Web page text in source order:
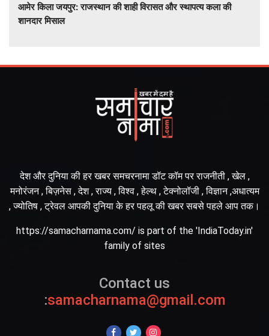
आमेर किला जयपुर: राजस्थान की शाही विरासत और स्थापत्य कला की
शानदार मिसाल
देश और दुनिया की हर खबर समचरनामा डॉट कॉम पर राजनीती , खेल ,
मनोरंजन , बिज़नेस , देश , राज्य , विश्व , हेल्थ , टेक्नोलॉजी , विज्ञान ,अधात्यम
, ज्योतिष , ट्रेवल आपकी दुनिया के हर पहलू की खबर सबसे पहले आप तक।
https://samacharnama.com/ is part of the 'IndiaToday.in'
family of sites
Contact us
:samacharnama@gmail.com